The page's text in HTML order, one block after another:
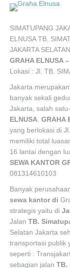
SIMATUPANG
ELNUSA TB.
JAKARTA SELATAN
GRAHA ELNUSA
Lokasi : Jl. TB.
Jakarta
banyak sekali
Jakarta, salah
ELNUSA GRAHA
yang berlokasi di
memiliki total
16 lantai dengan
SEWA KANTOR
081314610103
Banyak
sewa kantor di
strategis yaitu di
Jalan TB.
Selatan Jakarta
transportasi publik
seperti :
sebagian jalan TB.